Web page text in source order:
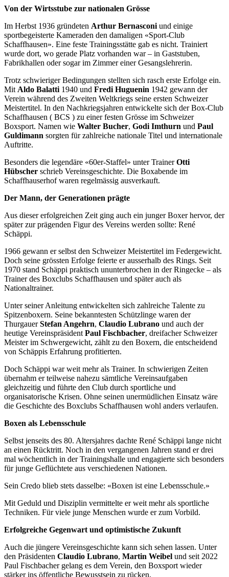
Von der Wirtsstube zur nationalen Grösse
Im Herbst 1936 gründeten Arthur Bernasconi und einige
sportbegeisterte Kameraden den damaligen «Sport-Club
Schaffhausen». Eine feste Trainingsstätte gab es nicht. Trainiert
wurde dort, wo gerade Platz vorhanden war – in Gaststuben,
Fabrikhallen oder sogar im Zimmer einer Gesangslehrerin.
Trotz schwieriger Bedingungen stellten sich rasch erste Erfolge ein.
Mit Aldo Balatti 1940 und Fredi Huguenin 1942 gewann der
Verein während des Zweiten Weltkriegs seine ersten Schweizer
Meistertitel. In den Nachkriegsjahren entwickelte sich der Box-Club
Schaffhausen ( BCS ) zu einer festen Grösse im Schweizer
Boxsport. Namen wie Walter Bucher, Godi Imthurn und Paul
Guldimann sorgten für zahlreiche nationale Titel und internationale
Auftritte.
Besonders die legendäre «60er-Staffel» unter TrainerOtti
Hübscher schrieb Vereinsgeschichte. Die Boxabende im
Schaffhauserhof waren regelmässig ausverkauft.
Der Mann, der Generationen prägte
Aus dieser erfolgreichen Zeit ging auch ein junger Boxer hervor, der
später zur prägenden Figur des Vereins werden sollte: René
Schäppi.
1966 gewann er selbst den Schweizer Meistertitel im Federgewicht.
Doch seine grössten Erfolge feierte er ausserhalb des Rings. Seit
1970 stand Schäppi praktisch ununterbrochen in der Ringecke – als
Trainer des Boxclubs Schaffhausen und später auch als
Nationaltrainer.
Unter seiner Anleitung entwickelten sich zahlreiche Talente zu
Spitzenboxern. Seine bekanntesten Schützlinge waren der
ThurgauerStefan Angehrn, Claudio Lubrano und auch der
heutige Vereinspräsident Paul Fischbacher, dreifacher Schweizer
Meister im Schwergewicht, zählt zu den Boxern, die entscheidend
von Schäppis Erfahrung profitierten.
Doch Schäppi war weit mehr als Trainer. In schwierigen Zeiten
übernahm er teilweise nahezu sämtliche Vereinsaufgaben
gleichzeitig und führte den Club durch sportliche und
organisatorische Krisen. Ohne seinen unermüdlichen Einsatz wäre
die Geschichte des Boxclubs Schaffhausen wohl anders verlaufen.
Boxen als Lebensschule
Selbst jenseits des 80. Altersjahres dachte René Schäppi lange nicht
an einen Rücktritt. Noch in den vergangenen Jahren stand er drei
mal wöchentlich in der Trainingshalle und engagierte sich besonders
für junge Geflüchtete aus verschiedenen Nationen.
Sein Credo blieb stets dasselbe: «Boxen ist eine Lebensschule.»
Mit Geduld und Disziplin vermittelte er weit mehr als sportliche
Techniken. Für viele junge Menschen wurde er zum Vorbild.
Erfolgreiche Gegenwart und optimistische Zukunft
Auch die jüngere Vereinsgeschichte kann sich sehen lassen. Unter
den Präsidenten Claudio Lubrano, Martin Weibel und seit 2022
Paul Fischbacher gelang es dem Verein, den Boxsport wieder
stärker ins öffentliche Bewusstsein zu rücken.